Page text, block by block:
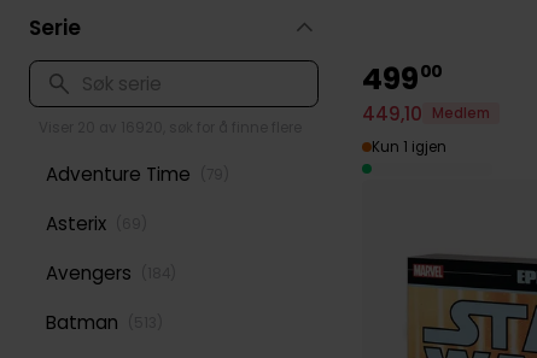
49900
449,10
Medlem
Kun 1 igjen
Serie
Adventure Time
Asterix
Avengers
Batman